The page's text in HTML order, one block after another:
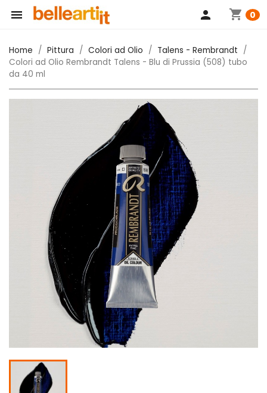
 shopping_cart 0
person
Home Pittura Colori ad Olio
Talens - Rembrandt
Colori ad Olio Rembrandt Talens - Blu di Prussia (508) tubo
da 40 ml